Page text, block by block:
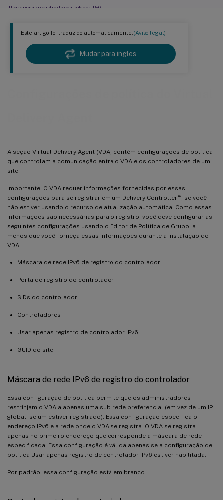
Este artigo foi traduzido automaticamente.(Aviso legal)
Mudar para ingles
A seção Virtual Delivery Agent (VDA) contém configurações de política
que controlam a comunicação entre o VDA e os controladores de um
site.
Importante: O VDA requer informações fornecidas por essas
configurações para se registrar em um Delivery Controller™, se você
não estiver usando o recurso de atualização automática. Como essas
informações são necessárias para o registro, você deve configurar as
seguintes configurações usando o Editor de Política de Grupo, a
menos que você forneça essas informações durante a instalação do
VDA:
Máscara de rede IPv6 de registro do controlador
Porta de registro do controlador
SIDs do controlador
Controladores
Usar apenas registro de controlador IPv6
GUID do site
Máscara de rede IPv6 de registro do controlador
Essa configuração de política permite que os administradores
restrinjam o VDA a apenas uma sub-rede preferencial (em vez de um IP
global, se um estiver registrado). Essa configuração especifica o
endereço IPv6 e a rede onde o VDA se registra. O VDA se registra
apenas no primeiro endereço que corresponde à máscara de rede
especificada. Essa configuração é válida apenas se a configuração de
política Usar apenas registro de controlador IPv6 estiver habilitada.
Por padrão, essa configuração está em branco.
Usar apenas registro de controlador IPv6
GUID do Site